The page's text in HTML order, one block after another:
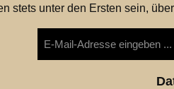
stets unter den Ersten sein,
Mail-